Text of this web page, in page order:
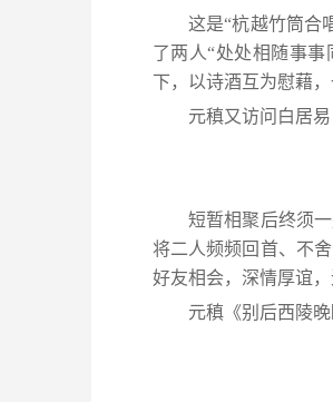
这是“杭越竹筒合
了两人“处处相随事
下，以诗酒互为慰藉
元稹又访问白居
短暂相聚后终须
将二人频频回首、不
好友相会，深情厚谊，
元稹《别后西陵晚